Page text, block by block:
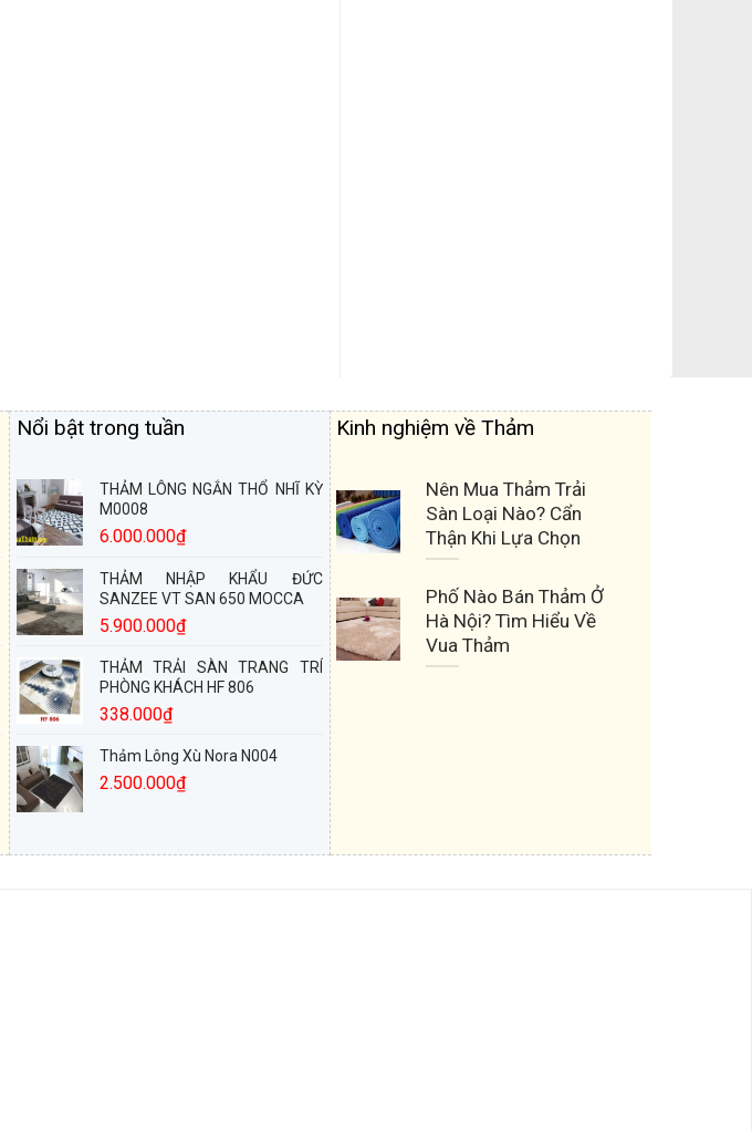
Nổi bật trong tuần
THẢM LÔNG NGẮN THỔ NHĨ KỲ
M0008
6.000.000₫
THẢM NHẬP KHẨU ĐỨC
SANZEE VT SAN 650 MOCCA
5.900.000₫
THẢM TRẢI SÀN TRANG TRÍ
PHÒNG KHÁCH HF 806
338.000₫
Thảm Lông Xù Nora N004
2.500.000₫
Kinh nghiệm về Thảm
Nên Mua Thảm Trải
Sàn Loại Nào? Cẩn
Thận Khi Lựa Chọn
Phố Nào Bán Thảm Ở
Hà Nội? Tìm Hiểu Về
Vua Thảm